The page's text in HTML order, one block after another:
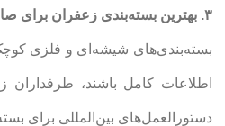
۳. بهترین بسته‌بندی زعفران برای صادرات کدام است؟
بسته‌بندی‌های شیشه‌ای و فلزی
اطلاعات کامل باشند، طرفداران
دستورالعمل‌های بین‌المللی برای